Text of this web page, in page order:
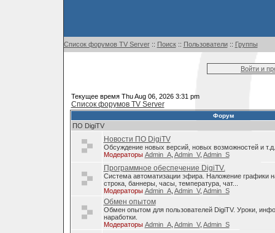
Список форумов TV Server:: Поиск:: Пользователи:: Группы
Войти и
Текущее время Thu Aug 06, 2026 3:31 pm
Список форумов TV Server
Форум
ПО DigiTV
Новости ПО DigiTV
Обсуждение новых версий, новых возможностей и т.д.
Модераторы Admin_A, Admin_V, Admin_S
Программное обеспечение DigiTV.
Система автоматизации эфира. Наложение графики
строка, баннеры, часы, температура, чат...
Модераторы Admin_A, Admin_V, Admin_S
Обмен опытом
Обмен опытом для пользователей DigiTV. Уроки,
наработки.
Модераторы Admin_A, Admin_V, Admin_S